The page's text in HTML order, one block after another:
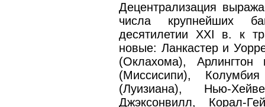
Децентрализация
числа крупнейших
десятилетии XXI в. к
новые: Ланкастер и
(Оклахома),
(Миссисипи),
(Луизиана), Нью-
Джэксонвилл, Корал-